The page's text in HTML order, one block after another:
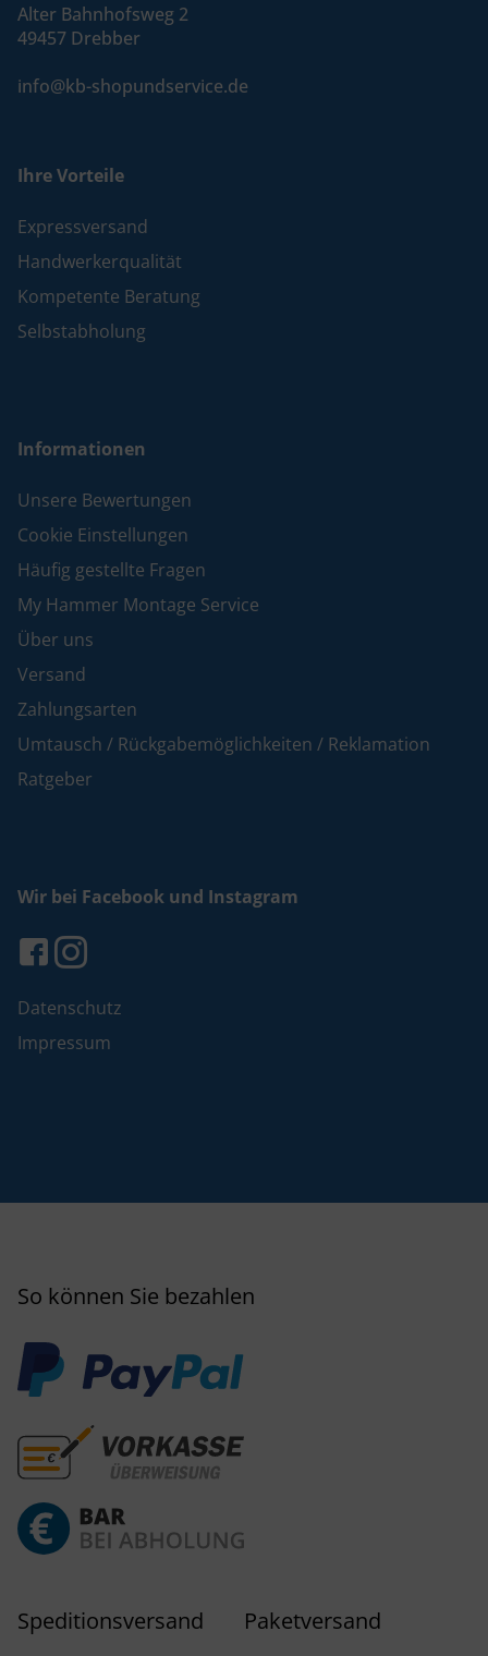
Alter Bahnhofsweg 2
49457 Drebber
info@kb-shopundservice.de
Ihre Vorteile
Expressversand
Handwerkerqualität
Kompetente Beratung
Selbstabholung
Informationen
Unsere Bewertungen
Cookie Einstellungen
Häufig gestellte Fragen
My Hammer Montage Service
Über uns
Versand
Zahlungsarten
Umtausch / Rückgabemöglichkeiten / Reklamation
Ratgeber
Wir bei Facebook und Instagram
Datenschutz
Impressum
So können Sie bezahlen
Speditionsversand Paketversand